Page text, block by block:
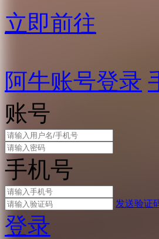
立即前往
阿牛账号登录
账号
手机号
发送验证
登录